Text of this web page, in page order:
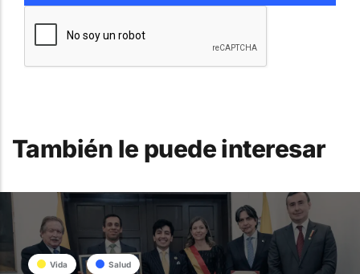
También le puede interesar
Vida Salud